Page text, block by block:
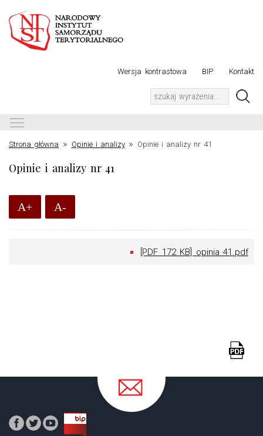
Wersja kontrastowa BIP Kontakt
Strona główna » Opinie i analizy» Opinie i analizy nr 41
Opinie i analizy nr 41
A+ A-
[PDF 172 KB] opinia 41.pdf